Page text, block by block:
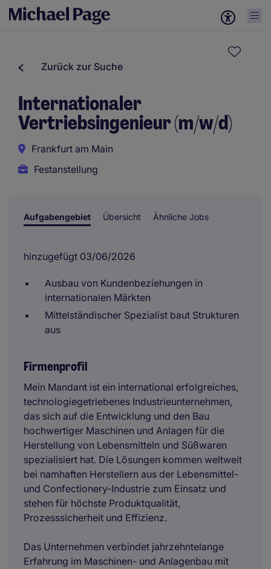
Zurück zur Suche
Internationaler
Vertriebsingenieur (m/w/d)
Frankfurt am Main
Festanstellung
Aufgabengebiet Übersicht Ähnliche Jobs
hinzugefügt 03/06/2026
Ausbau von Kundenbeziehungen in
internationalen Märkten
Mittelständischer Spezialist baut Strukturen
aus
Firmenprofil
Mein Mandant ist ein international erfolgreiches,
technologiegetriebenes Industrieunternehmen,
das sich auf die Entwicklung und den Bau
hochwertiger Maschinen und Anlagen für die
Herstellung von Lebensmitteln und Süßwaren
spezialisiert hat. Die Lösungen kommen weltweit
bei namhaften Herstellern aus der Lebensmittel-
und Confectionery-Industrie zum Einsatz und
stehen für höchste Produktqualität,
Prozesssicherheit und Effizienz.
Das Unternehmen verbindet jahrzehntelange
Erfahrung im Maschinen- und Anlagenbau mit